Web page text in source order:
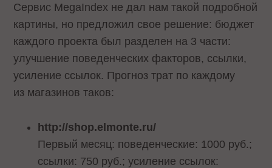
Сервис MegaIndex не дал нам такой подробной
картины, но предложил свое решение: бюджет
каждого проекта был разделен на 3 части:
улучшение поведенческих факторов, ссылки,
усиление ссылок. Прогноз трат по каждому
из магазинов таков:
http://shop.elmonte.ru/
Первый месяц: поведенческие: 1000 руб.;
ссылки: 750 руб.; усиление ссылок: